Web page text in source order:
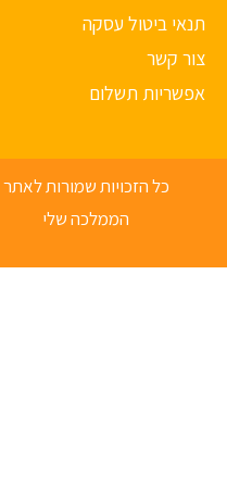
ביטול עסקה
קשר
תשלום
כל הזכויות שמורות לאתר
הממלכה שלי